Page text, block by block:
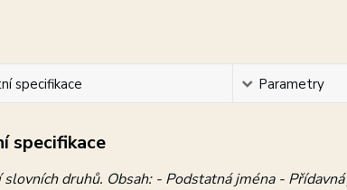
specifikace Parametry
specifikace
slovních druhů. Obsah: - Podstatná jména -